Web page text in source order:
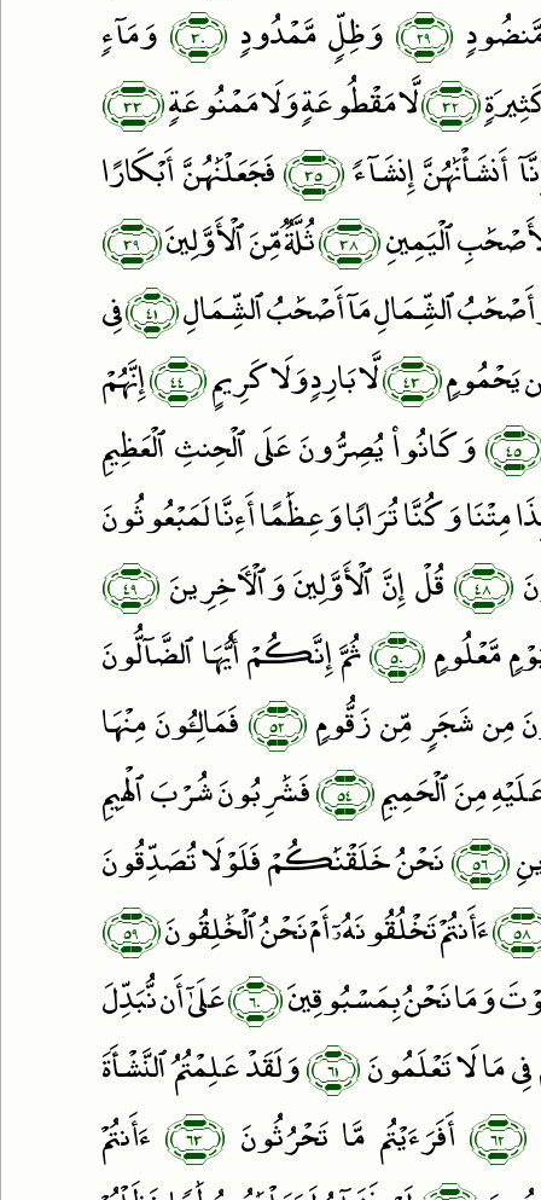
﴿٢٩﴾ وَظِلٍّۢ مَّمْدُودٍۢ ﴿٣٠﴾
وَمَآءٍۢ
﴿٣٢﴾ لَّا مَقْطُوعَةٍۢ وَلَا مَمْنُوعَةٍۢ﴿٣٣﴾
أَنشَأْنَٰهُنَّ إِنشَآءًۭ﴿٣٥﴾
فَجَعَلْنَٰهُنَّ أَبْكَارًا
ٱلْيَمِينِ﴿٣٨﴾ ثُلَّةٌۭ مِّنَ ٱلْأَوَّلِينَ﴿٣٩﴾
ٱلشِّمَالِ مَآ أَصْحَٰبُ ٱلشِّمَالِ﴿٤١﴾ فِى
يَحْمُومٍۢ﴿٤٣﴾ لَّا بَارِدٍۢ وَلَا كَرِيمٍ﴿٤٤﴾ إِنَّهُمْ
وَكَانُوا۟ يُصِرُّونَ عَلَى ٱلْحِنثِ ٱلْعَظِيمِ
مِتْنَا وَكُنَّا تُرَابًۭا وَعِظَٰمًا أَءِنَّا لَمَبْعُوثُونَ
﴿٤٨﴾ قُلْ إِنَّ ٱلْأَوَّلِينَ وَٱلْءَاخِرِينَ﴿٤٩﴾
مَّعْلُومٍۢ﴿٥٠﴾
ثُمَّ إِنَّكُمْ أَيُّهَا ٱلضَّآلُّونَ
مِن شَجَرٍۢ مِّن زَقُّومٍۢ﴿٥٢﴾
فَمَالِـُٔونَ مِنْهَا
مِنَ ٱلْحَمِيمِ﴿٥٤﴾
فَشَٰرِبُونَ شُرْبَ ٱلْهِيمِ
﴿٥٦﴾ نَحْنُ خَلَقْنَٰكُمْ فَلَوْلَا تُصَدِّقُونَ
ءَأَنتُمْ تَخْلُقُونَهُۥٓ أَمْ نَحْنُ ٱلْخَٰلِقُونَ﴿٥٩﴾
وَمَا نَحْنُ بِمَسْبُوقِينَ﴿٦٠﴾ عَلَىٰٓ أَن نُّبَدِّلَ
لَا تَعْلَمُونَ﴿٦١﴾ وَلَقَدْ عَلِمْتُمُ ٱلنَّشْأَةَ
﴿٦٢﴾ أَفَرَءَيْتُم مَّا تَحْرُثُونَ ﴿٦٣﴾
ءَأَنتُمْ